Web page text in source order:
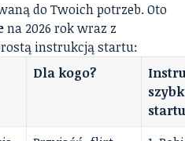
do Twoich potrzeb. Oto
na 2026 rok wraz z
instrukcją startu:
Dla kogo?
startu